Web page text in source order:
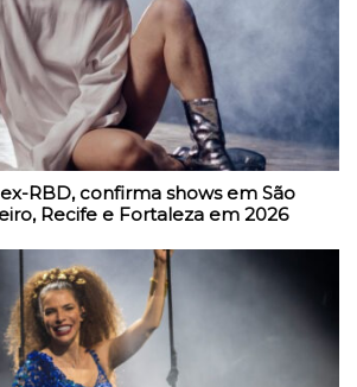
RBD, confirma shows em São
Recife e Fortaleza em 2026